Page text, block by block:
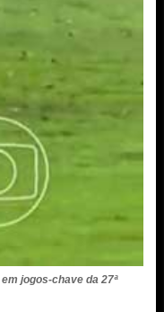
jogos-chave da 27ª